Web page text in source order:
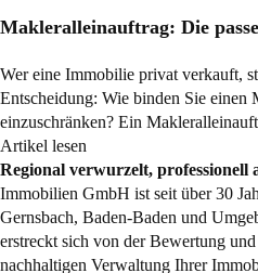
Makleralleinauftrag: Die
Wer eine Immobilie privat verkauft,
Entscheidung: Wie binden Sie einen
einzuschränken? Ein
Artikel lesen
Regional verwurzelt, professionell
Immobilien GmbH ist seit über 30
Gernsbach, Baden-Baden und
erstreckt sich von der Bewertung
nachhaltigen Verwaltung Ihrer